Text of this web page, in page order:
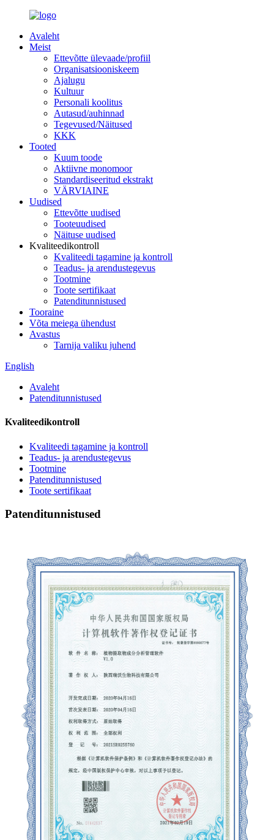
Avaleht
Meist
Ettevõtte ülevaade/profiil
Organisatsiooniskeem
Ajalugu
Kultuur
Personali koolitus
Autasud/auhinnad
Tegevused/Näitused
KKK
Tooted
Kuum toode
Aktiivne monomoor
Standardiseeritud ekstrakt
VÄRVIAINE
Uudised
Ettevõtte uudised
Tooteuudised
Näituse uudised
Kvaliteedikontroll
Kvaliteedi tagamine ja kontroll
Teadus- ja arendustegevus
Tootmine
Toote sertifikaat
Patenditunnistused
Tooraine
Võta meiega ühendust
Avastus
Tarnija valiku juhend
English
Avaleht
Patenditunnistused
Kvaliteedikontroll
Kvaliteedi tagamine ja kontroll
Teadus- ja arendustegevus
Tootmine
Patenditunnistused
Toote sertifikaat
Patenditunnistused